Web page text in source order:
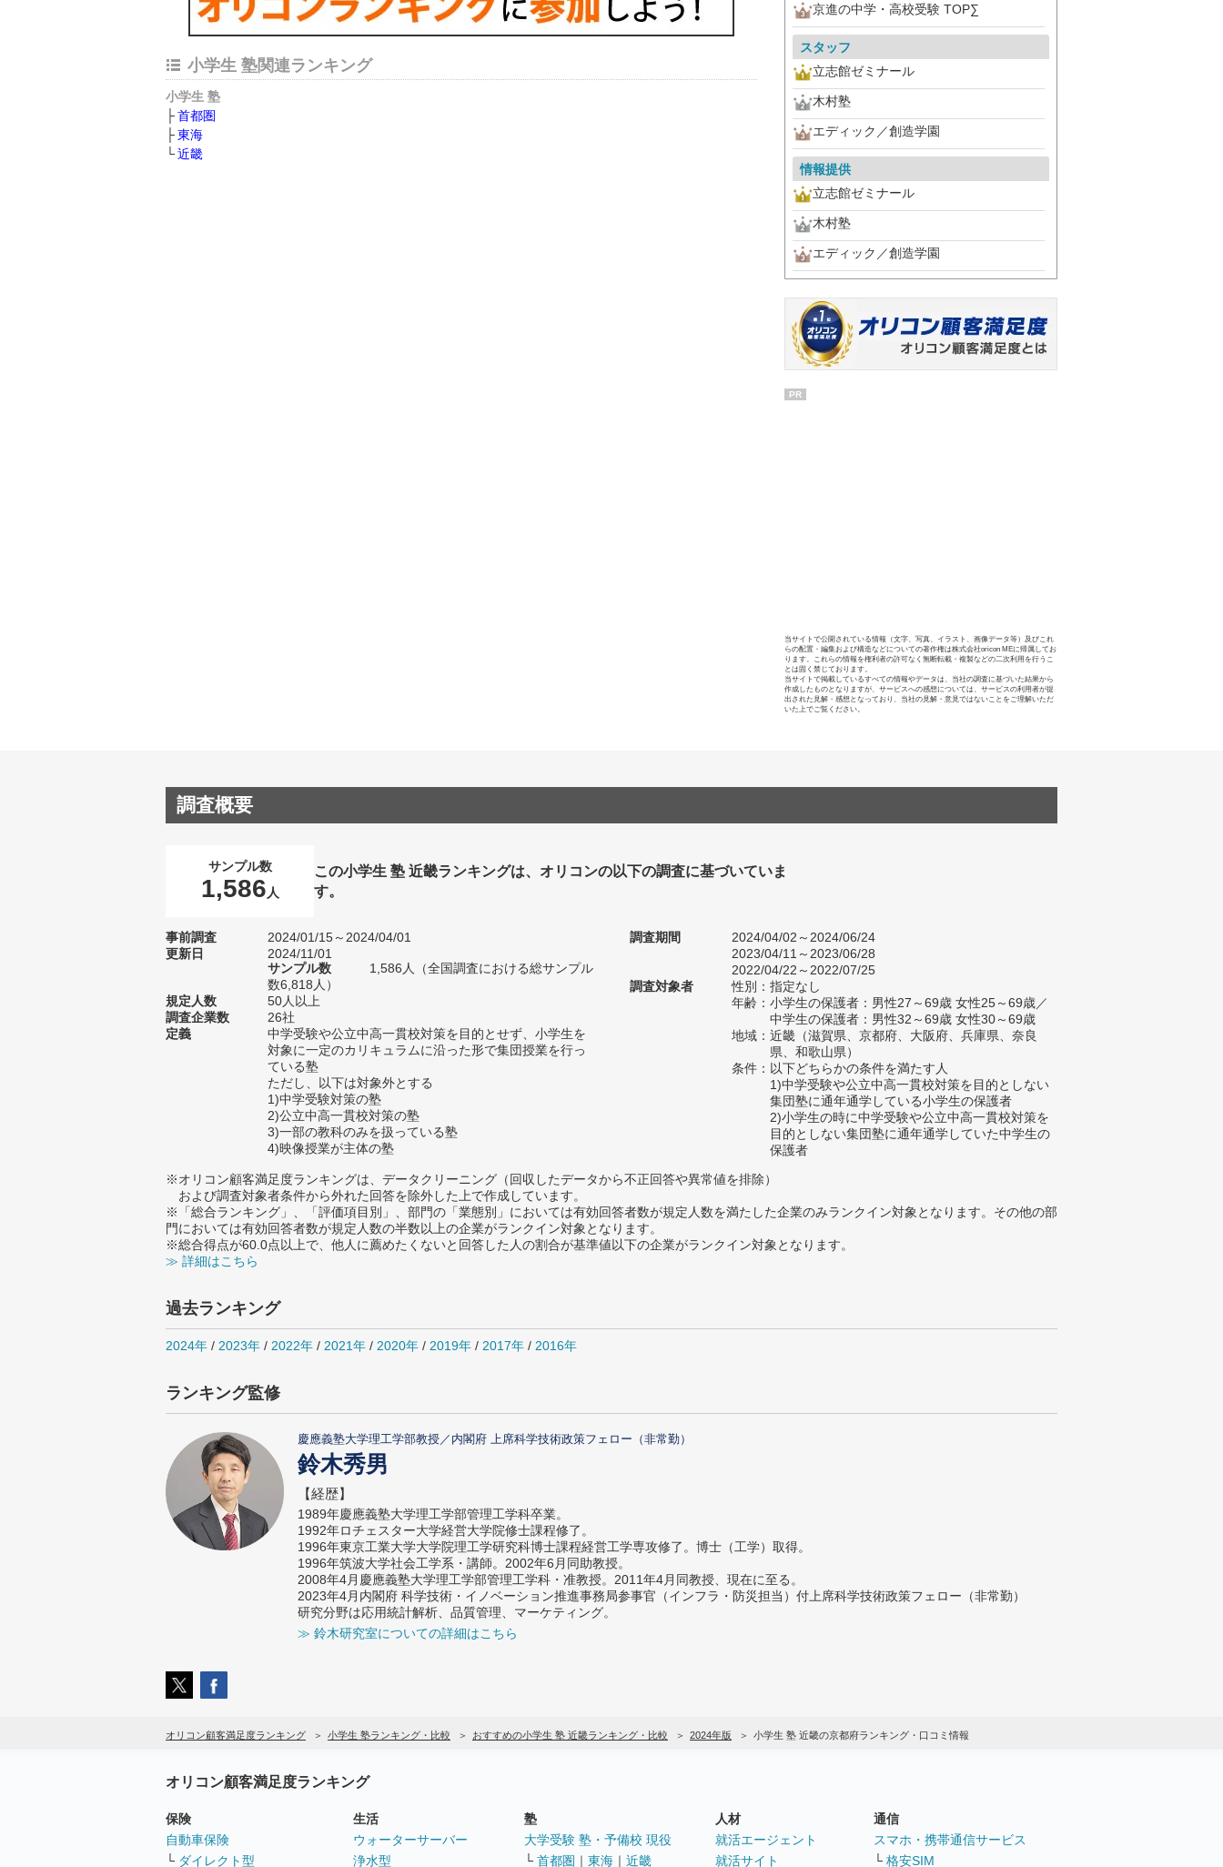
小学生 塾関連ランキング
小学生 塾
首都圏
東海
近畿
京進の中学・高校受験 TOP∑
スタッフ
立志館ゼミナール
木村塾
エディック／創造学園
情報提供
立志館ゼミナール
木村塾
エディック／創造学園
PR
当サイトで公開されている情報（文字、写真、イラスト、画像データ等）及びこれ
らの配置・編集および構造などについての著作権は株式会社oricon MEに帰属してお
ります。これらの情報を権利者の許可なく無断転載・複製などの二次利用を行うこ
とは固く禁じております。
当サイトで掲載しているすべての情報やデータは、当社の調査に基づいた結果から
作成したものとなりますが、サービスへの感想については、サービスの利用者が提
出された見解・感想となっており、当社の見解・意見ではないことをご理解いただ
いた上でご覧ください。
調査概要
サンプル数
1,586 人
この小学生 塾 近畿ランキングは、オリコンの以下の調査に基づいていま
す。
事前調査
2024/01/15～2024/04/01
更新日
2024/11/01
サンプル数
1,586人（全国調査における総サンプル
数6,818人）
規定人数
50人以上
調査企業数
26社
定義
中学受験や公立中高一貫校対策を目的とせず、小学生を
対象に一定のカリキュラムに沿った形で集団授業を行っ
ている塾
ただし、以下は対象外とする
1)中学受験対策の塾
2)公立中高一貫校対策の塾
3)一部の教科のみを扱っている塾
4)映像授業が主体の塾
調査期間
2024/04/02～2024/06/24
2023/04/11～2023/06/28
2022/04/22～2022/07/25
調査対象者
性別：指定なし
年齢：小学生の保護者：男性27～69歳 女性25～69歳／
中学生の保護者：男性32～69歳 女性30～69歳
地域：近畿（滋賀県、京都府、大阪府、兵庫県、奈良
県、和歌山県）
条件：以下どちらかの条件を満たす人
1)中学受験や公立中高一貫校対策を目的としない
集団塾に通年通学している小学生の保護者
2)小学生の時に中学受験や公立中高一貫校対策を
目的としない集団塾に通年通学していた中学生の
保護者
※オリコン顧客満足度ランキングは、データクリーニング（回収したデータから不正回答や異常値を排除）
および調査対象者条件から外れた回答を除外した上で作成しています。
※「総合ランキング」、「評価項目別」、部門の「業態別」においては有効回答者数が規定人数を満たした企業のみランクイン対象となります。その他の部
門においては有効回答者数が規定人数の半数以上の企業がランクイン対象となります。
※総合得点が60.0点以上で、他人に薦めたくないと回答した人の割合が基準値以下の企業がランクイン対象となります。
≫ 詳細はこちら
過去ランキング
2024年 / 2023年 / 2022年 / 2021年 / 2020年 / 2019年 / 2017年 / 2016年
ランキング監修
慶應義塾大学理工学部教授／内閣府 上席科学技術政策フェロー（非常勤）
鈴木秀男
【経歴】
1989年慶應義塾大学理工学部管理工学科卒業。
1992年ロチェスター大学経営大学院修士課程修了。
1996年東京工業大学大学院理工学研究科博士課程経営工学専攻修了。博士（工学）取得。
1996年筑波大学社会工学系・講師。2002年6月同助教授。
2008年4月慶應義塾大学理工学部管理工学科・准教授。2011年4月同教授、現在に至る。
2023年4月内閣府 科学技術・イノベーション推進事務局参事官（インフラ・防災担当）付上席科学技術政策フェロー（非常勤）
研究分野は応用統計解析、品質管理、マーケティング。
≫ 鈴木研究室についての詳細はこちら
オリコン顧客満足度ランキング 小学生 塾ランキング・比較 おすすめの小学生 塾 近畿ランキング・比較 2024年版 小学生 塾 近畿の京都府ランキング・口コミ情報
オリコン顧客満足度ランキング
保険
自動車保険
└ ダイレクト型
生活
ウォーターサーバー
浄水型
塾
大学受験 塾・予備校 現役
└ 首都圏 ｜ 東海 ｜ 近畿
人材
就活エージェント
就活サイト
通信
スマホ・携帯通信サービス
└ 格安SIM